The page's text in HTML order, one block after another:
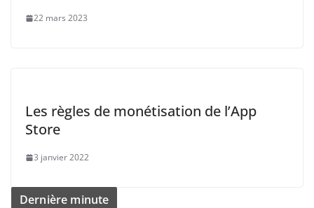
22 mars 2023
Les règles de monétisation de l’App
Store
3 janvier 2022
Dernière minute